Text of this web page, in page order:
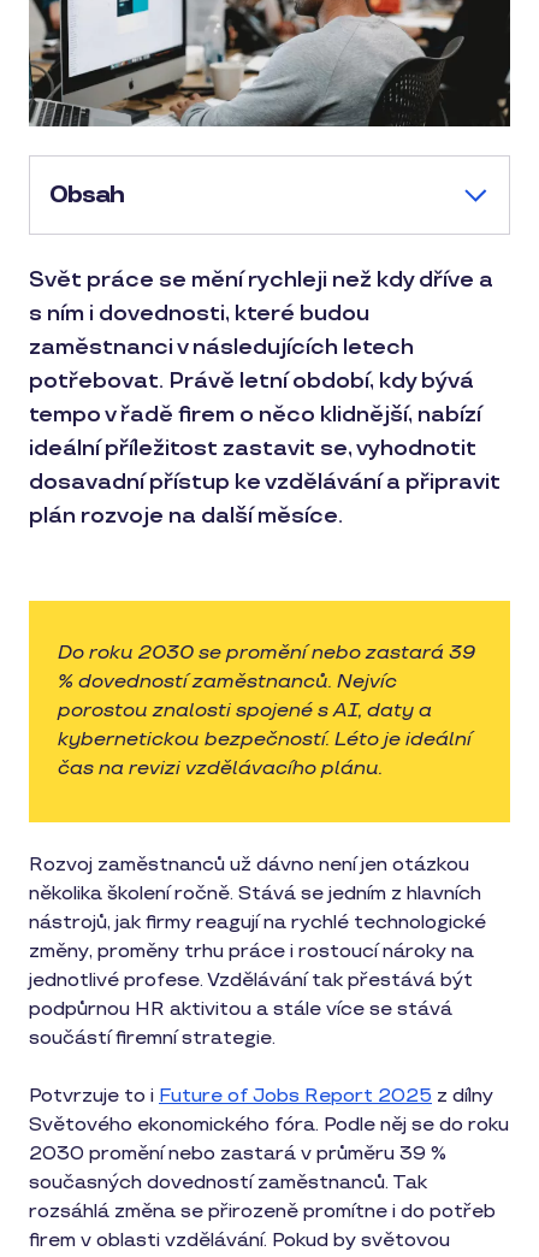
Obsah
Svět práce se mění rychleji než kdy dříve a
s ním i dovednosti, které budou
zaměstnanci v následujících letech
potřebovat. Právě letní období, kdy bývá
tempo v řadě firem o něco klidnější, nabízí
ideální příležitost zastavit se, vyhodnotit
dosavadní přístup ke vzdělávání a připravit
plán rozvoje na další měsíce.
Do roku 2030 se promění nebo zastará 39
% dovedností zaměstnanců. Nejvíc
porostou znalosti spojené s AI, daty a
kybernetickou bezpečností. Léto je ideální
čas na revizi vzdělávacího plánu.
Rozvoj zaměstnanců už dávno není jen otázkou
několika školení ročně. Stává se jedním z hlavních
nástrojů, jak firmy reagují na rychlé technologické
změny, proměny trhu práce i rostoucí nároky na
jednotlivé profese. Vzdělávání tak přestává být
podpůrnou HR aktivitou a stále více se stává
součástí firemní strategie.
Potvrzuje to i Future of Jobs Report 2025 z dílny
Světového ekonomického fóra. Podle něj se do roku
2030 promění nebo zastará v průměru 39 %
současných dovedností zaměstnanců. Tak
rozsáhlá změna se přirozeně promítne i do potřeb
firem v oblasti vzdělávání. Pokud by světovou